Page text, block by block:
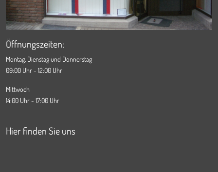
Öffnungszeiten:
Montag, Dienstag und Donnerstag
09:00 Uhr - 12:00 Uhr
Mittwoch
14:00 Uhr - 17:00 Uhr
Hier finden Sie uns